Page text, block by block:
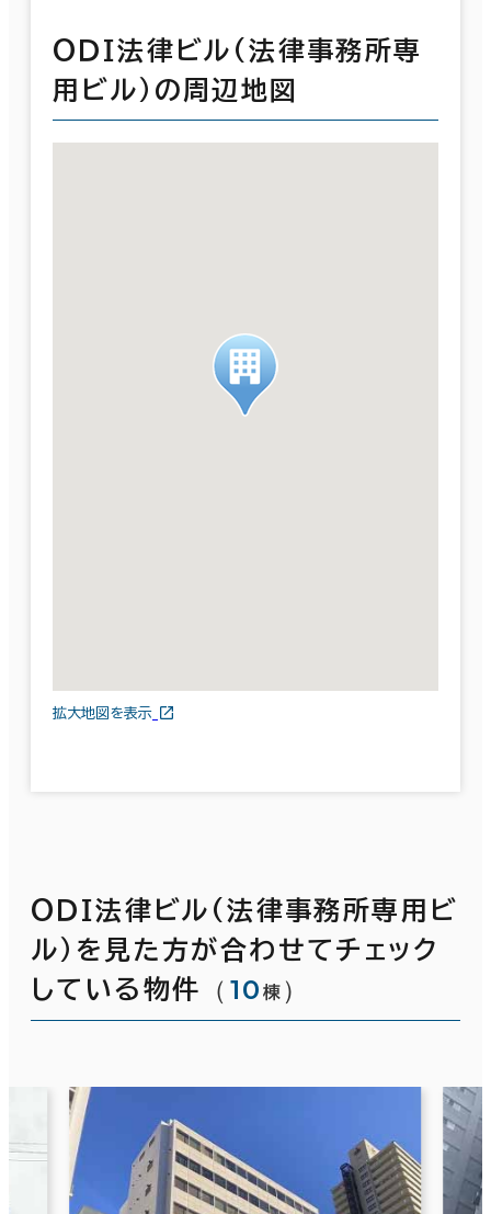
ＯＤＩ法律ビル(法律事務所専
用ビル）の周辺地図
拡大地図を表示
ＯＤＩ法律ビル(法律事務所専用ビ
ル）を見た方が合わせてチェック
している物件
（ 10 棟 ）